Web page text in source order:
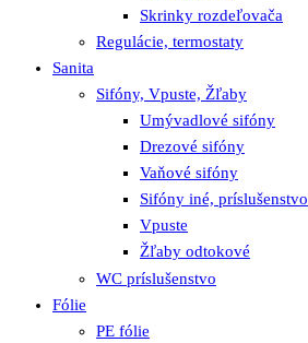
Skrinky rozdeľovača
Regulácie, termostaty
Sanita
Sifóny, Vpuste, Žľaby
Umývadlové sifóny
Drezové sifóny
Vaňové sifóny
Sifóny iné, príslušenstvo
Vpuste
Žľaby odtokové
WC príslušenstvo
Fólie
PE fólie